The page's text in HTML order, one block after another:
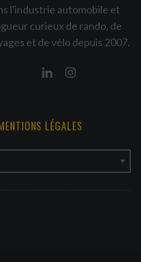
l'industrie automobile et
curieux de rando, de
et de vélo depuis 2007.
LÉGALES